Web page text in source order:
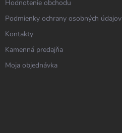
Hodnotenie obchodu
Podmienky ochrany osobných údajov
Kontakty
Kamenná predajňa
Moja objednávka